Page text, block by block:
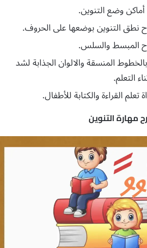
وضع التنوين.
نطق التنوين بوضعها على الحروف.
المبسط والسلس.
المنسقة والالوان الجذابة لشد
التعلم.
تعلم القراءة والكتابة للأطفال.
التنوين